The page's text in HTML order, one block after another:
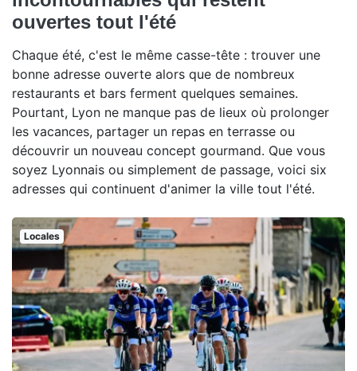
ouvertes tout l'été
Chaque été, c'est le même casse-tête : trouver une
bonne adresse ouverte alors que de nombreux
restaurants et bars ferment quelques semaines.
Pourtant, Lyon ne manque pas de lieux où prolonger
les vacances, partager un repas en terrasse ou
découvrir un nouveau concept gourmand. Que vous
soyez Lyonnais ou simplement de passage, voici six
adresses qui continuent d'animer la ville tout l'été.
Locales